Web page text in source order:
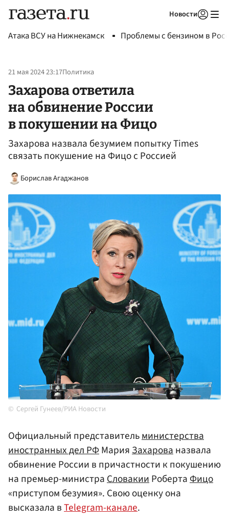
Новости
Атака ВСУ на Нижнекамск Проблемы с бензином в
21 мая 2024 23:17Политика
Захарова ответила
на обвинение России
в покушении на Фицо
Захарова назвала безумием попытку Times
связать покушение на Фицо с Россией
Борислав Агаджанов
Сергей Гунеев/РИА Новости
Официальный представительминистерства
иностранных дел РФМарияЗахарованазвала
обвинение России в причастности к покушению
на премьер-министраСловакииРобертаФицо
«приступом безумия». Свою оценку она
высказала вTelegram-канале.